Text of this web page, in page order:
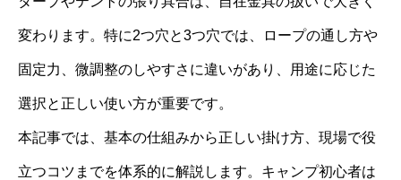
変わります。特に2つ穴と3つ穴では、ロープの通し方や
固定力、微調整のしやすさに違いがあり、用途に応じた
選択と正しい使い方が重要です。
本記事では、基本の仕組みから正しい掛け方、現場で役
立つコツまでを体系的に解説します。キャンプ初心者は